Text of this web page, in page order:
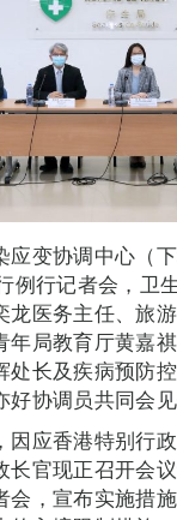
变协调中心（下
例行记者会，卫
龙医务主任、旅
年局教育厅黄嘉
处长及疾病预防
协调员共同会见
因应香港特别行
长官现正召开会
会，宣布实施措